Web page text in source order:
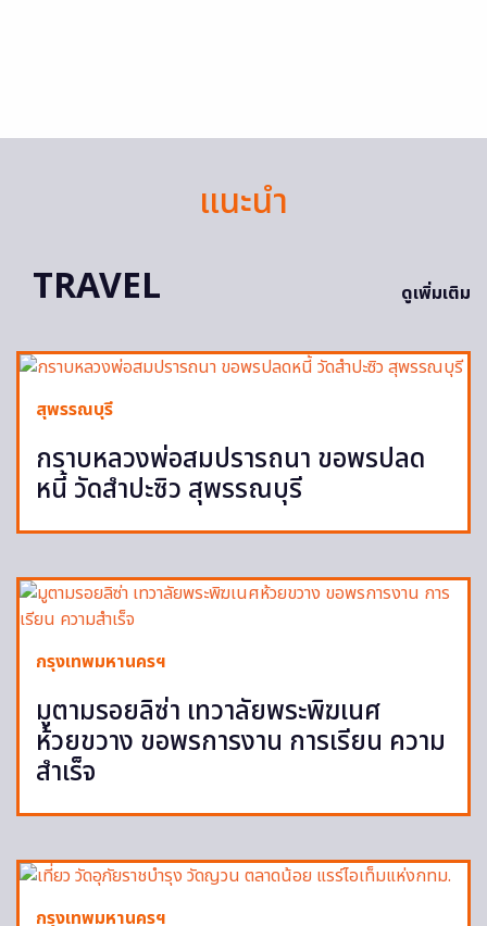
แนะนำ
TRAVEL
ดูเพิ่มเติม
สุพรรณบุรี
กราบหลวงพ่อสมปรารถนา ขอพรปลด
หนี้ วัดสำปะซิว สุพรรณบุรี
กรุงเทพมหานครฯ
มูตามรอยลิซ่า เทวาลัยพระพิฆเนศ
ห้วยขวาง ขอพรการงาน การเรียน ความ
สำเร็จ
กรุงเทพมหานครฯ